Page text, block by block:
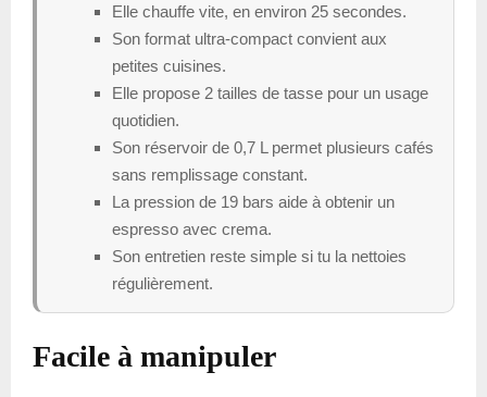
Elle chauffe vite, en environ 25 secondes.
Son format ultra-compact convient aux
petites cuisines.
Elle propose 2 tailles de tasse pour un usage
quotidien.
Son réservoir de 0,7 L permet plusieurs cafés
sans remplissage constant.
La pression de 19 bars aide à obtenir un
espresso avec crema.
Son entretien reste simple si tu la nettoies
régulièrement.
Facile à manipuler